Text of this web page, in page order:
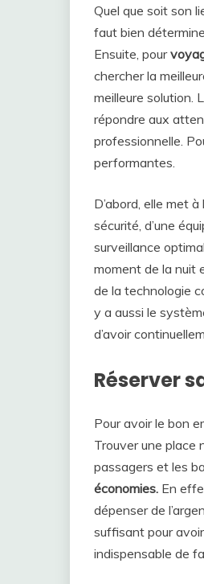
Quel que soit son
faut bien
Ensuite, pour
chercher la
meilleure solution.
répondre aux
professionnelle.
performantes.
D’abord, elle met
sécurité, d’une
surveillance
moment de la nuit
de la technologie
y a aussi le
d’avoir
Réserver
Pour avoir le bon
Trouver une place
passagers et les
économies. En
dépenser de
suffisant pour
indispensable de